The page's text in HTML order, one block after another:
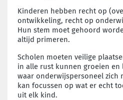
Kinderen hebben recht op
ontwikkeling, recht op
Hun stem moet gehoord
altijd primeren.
Scholen moeten veilige
in alle rust kunnen groeien en
waar onderwijspersoneel zich
kan focussen op wat er echt
uit elk kind.